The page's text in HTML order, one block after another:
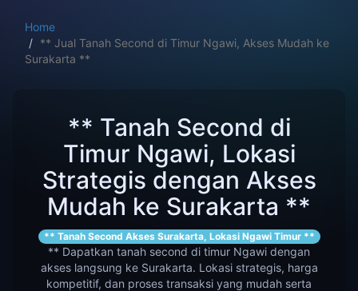
Home
** Jual Tanah Second di Timur Ngawi, Akses Mudah ke
Surakarta **
** Tanah Second di
Timur Ngawi, Lokasi
Strategis dengan Akses
Mudah ke Surakarta **
** Tanah Second Akses Surakarta, Lokasi Ngawi Timur **
** Dapatkan tanah second di timur Ngawi dengan
akses langsung ke Surakarta. Lokasi strategis, harga
kompetitif, dan proses transaksi yang mudah serta